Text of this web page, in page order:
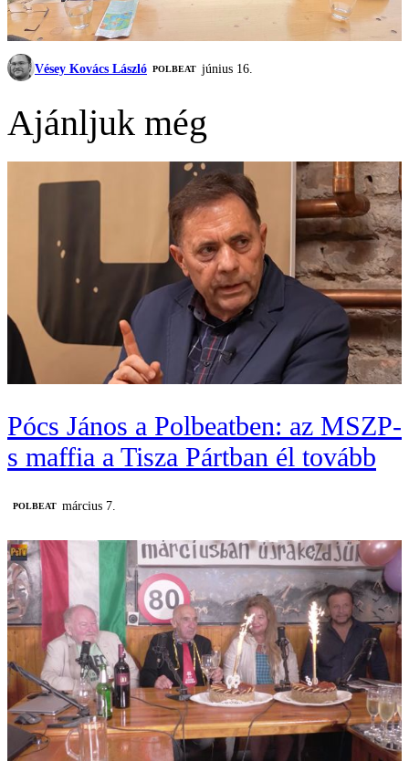
Vésey Kovács László ‎POLBEAT június 16.
Ajánljuk még
Pócs János a Polbeatben: az MSZP-
s maffia a Tisza Pártban él tovább
‎POLBEAT március 7.